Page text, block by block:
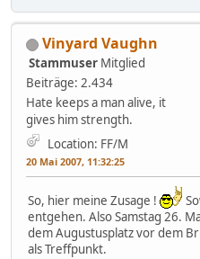
Vinyard Vaughn
Stammuser Mitglied
Beiträge: 2.434
Hate keeps a man alive, it
gives him strength.
Location: FF/M
20 Mai 2007, 11:32:25
So, hier meine Zusage !
entgehen. Also Samstag 26.
dem Augustusplatz vor dem
als Treffpunkt.